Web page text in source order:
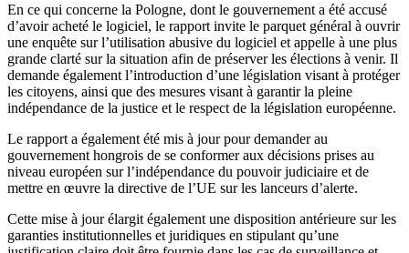
En ce qui concerne la Pologne, dont le gouvernement a été accusé
d’avoir acheté le logiciel, le rapport invite le parquet général à ouvrir
une enquête sur l’utilisation abusive du logiciel et appelle à une plus
grande clarté sur la situation afin de préserver les élections à venir. Il
demande également l’introduction d’une législation visant à protéger
les citoyens, ainsi que des mesures visant à garantir la pleine
indépendance de la justice et le respect de la législation européenne.
Le rapport a également été mis à jour pour demander au
gouvernement hongrois de se conformer aux décisions prises au
niveau européen sur l’indépendance du pouvoir judiciaire et de
mettre en œuvre la directive de l’UE sur les lanceurs d’alerte.
Cette mise à jour élargit également une disposition antérieure sur les
garanties institutionnelles et juridiques en stipulant qu’une